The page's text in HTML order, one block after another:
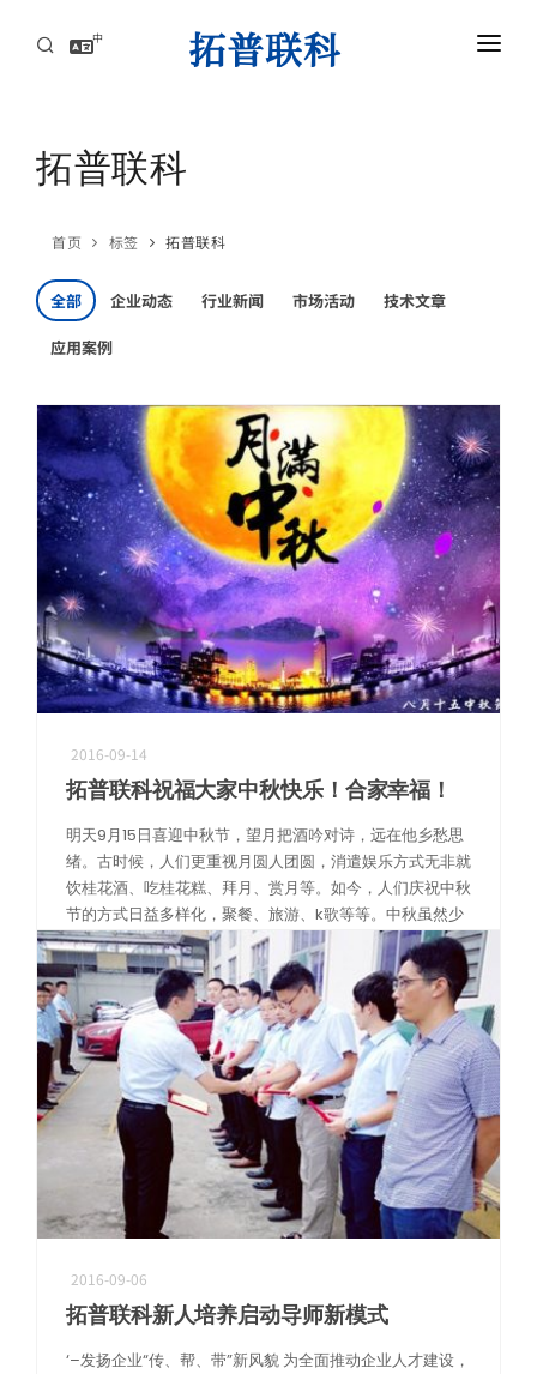
中
AI服务器高速互连解方案
AI服务器高速互连解方案
攻克高速背板瓶颈，赋能AI集群，实现超低延迟与海量数据的高效传导
机器人精密互连方案
专攻微型化场景，为人形机器人手指关节提供高柔性与高精度信号传输
芯片测试高频方案
极致耐久下的高频测试，确保探针接触稳定，护航芯片良率
联系
拓普联科
首页 标签 拓普联科
全部 企业动态 行业新闻 市场活动 技术文章
应用案例
2016-09-14
拓普联科祝福大家中秋快乐！合家幸福！
明天9月15日喜迎中秋节，望月把酒吟对诗，远在他乡愁思
绪。古时候，人们更重视月圆人团圆，消遣娱乐方式无非就
饮桂花酒、吃桂花糕、拜月、赏月等。如今，人们庆祝中秋
节的方式日益多样化，聚餐、旅游、k歌等等。中秋虽然少
了一份仪式感，却是满满的欢喜。 […]
阅读更多
2016-09-06
拓普联科新人培养启动导师新模式
‘–发扬企业“传、帮、带”新风貌 为全面推动企业人才建设，